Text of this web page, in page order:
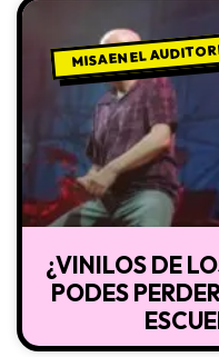
MISA EN EL
¿VINILOS DE
PODES